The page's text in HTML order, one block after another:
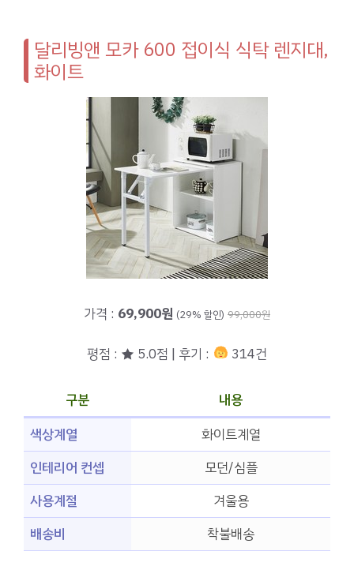
달리빙앤 모카 600 접이식 식탁 렌지대,
화이트
가격 : 69,900원 (29% 할인) 99,000원
평점 : ★ 5.0점 | 후기 : 314건
구분
내용
색상계열
화이트계열
인테리어 컨셉
모던/심플
사용계절
겨울용
배송비
착불배송